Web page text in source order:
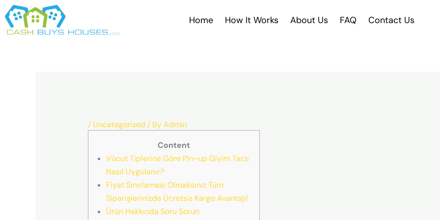
Skip
to
content
Home How It Works About Us FAQ Contact Us
/ Uncategorized / ByAdmin
Content
Vücut Tiplerine Göre Pin-up Giyim Tarzı
Nasıl Uygulanır?
Fiyat Sınırlaması Olmaksınız Tüm
Siparişlerinizde Ücretsiz Kargo Avantajı!
Ürün Hakkında Soru Sorun